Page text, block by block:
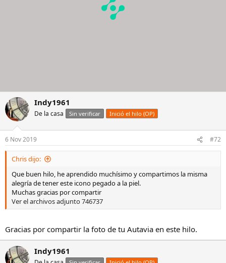
Indy1961
De la casa Sin verificar Inició el hilo (OP)
6 Nov 2019 #72
Chris dijo:
Que buen hilo, he aprendido muchísimo y compartimos la misma
alegría de tener este icono pegado a la piel.
Muchas gracias por compartir
Ver el archivos adjunto 746737
Gracias por compartir la foto de tu Autavia en este hilo.
Indy1961